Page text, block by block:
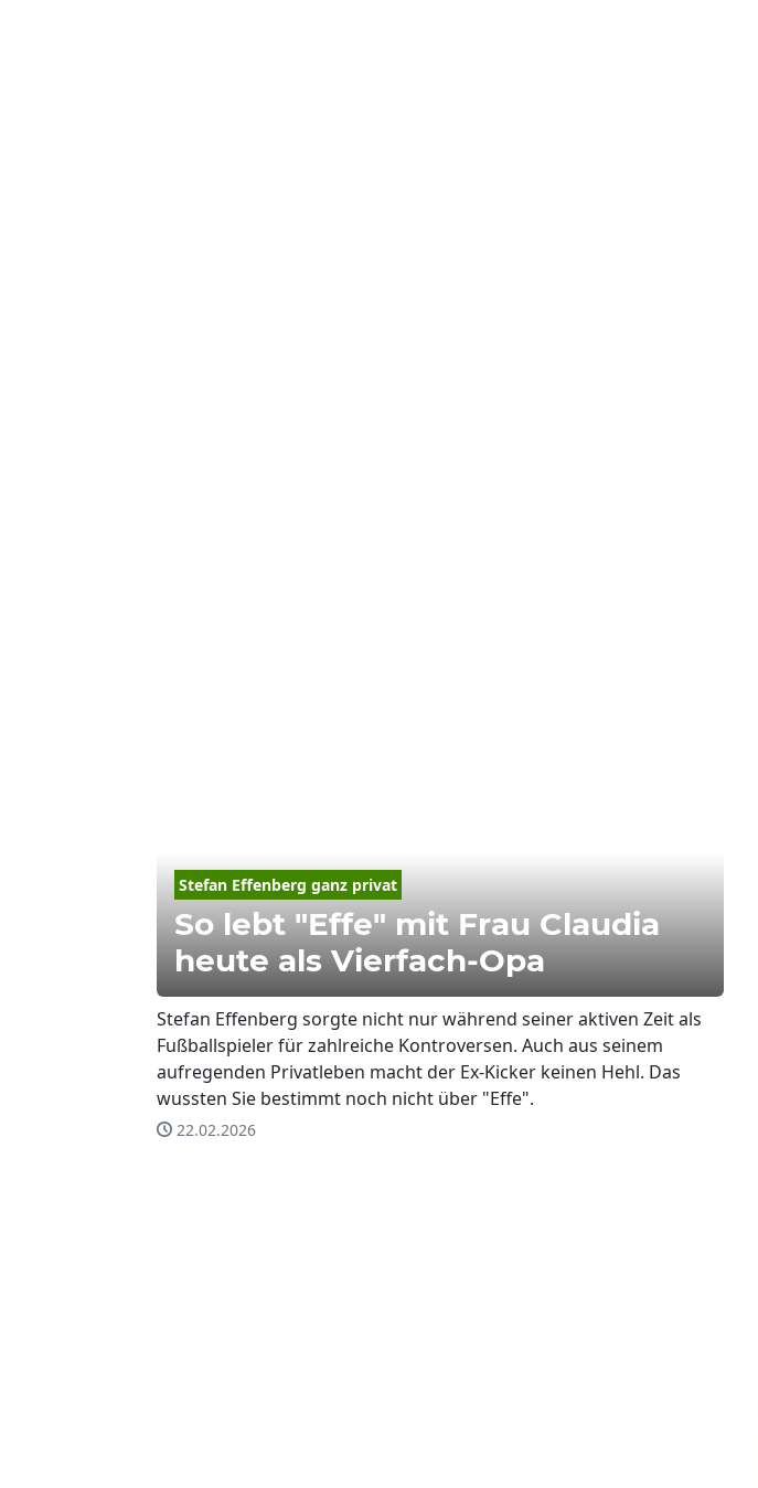
Stefan Effenberg ganz privat
So lebt "Effe" mit Frau Claudia
heute als Vierfach-Opa
Stefan Effenberg sorgte nicht nur während seiner aktiven Zeit als
Fußballspieler für zahlreiche Kontroversen. Auch aus seinem
aufregenden Privatleben macht der Ex-Kicker keinen Hehl. Das
wussten Sie bestimmt noch nicht über "Effe".
22.02.2026